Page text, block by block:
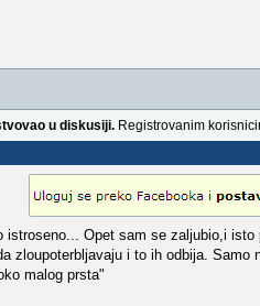
u diskusiji. Registrovanim
Opet sam se zaljubio,i isto
zloupoterbljavaju i to ih odbija. Samo
malog prsta"